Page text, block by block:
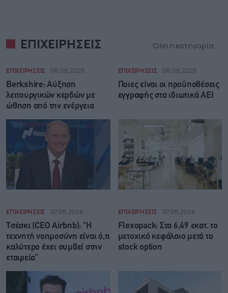
ΕΠΙΧΕΙΡΗΣΕΙΣ Όλη η κατηγορία
ΕΠΙΧΕΙΡΗΣΕΙΣ 08.08.2026
Berkshire: Αύξηση
λειτουργικών κερδών με
ώθηση από την ενέργεια
ΕΠΙΧΕΙΡΗΣΕΙΣ 08.08.2026
Ποιες είναι οι προϋποθέσεις
εγγραφής στα ιδιωτικά ΑΕΙ
ΕΠΙΧΕΙΡΗΣΕΙΣ 07.08.2026
Τσέσκι (CEO Airbnb): “Η
τεχνητή νοημοσύνη είναι ό,τι
καλύτερο έχει συμβεί στην
εταιρεία”
ΕΠΙΧΕΙΡΗΣΕΙΣ 07.08.2026
Flexopack: Στα 6,49 εκατ. το
μετοχικό κεφάλαιο μετά το
stock option